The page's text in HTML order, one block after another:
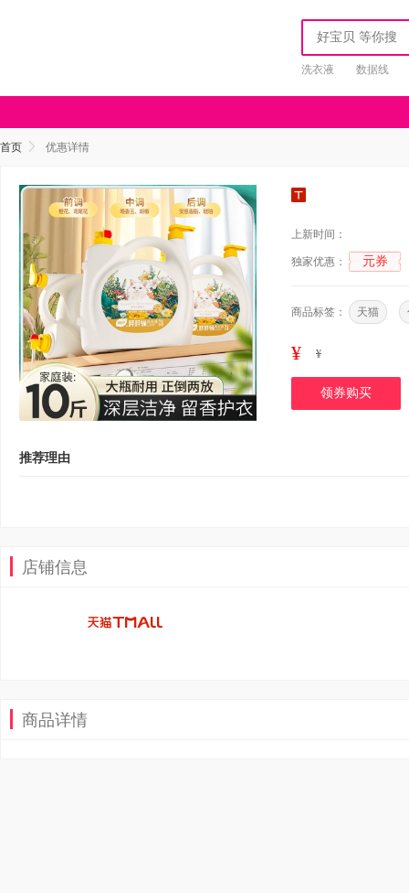
洗衣液 数据线
首页 优惠详情
上新时间：
独家优惠： 元券
商品标签： 天猫
¥ ¥
领券购买
推荐理由
店铺信息
商品详情